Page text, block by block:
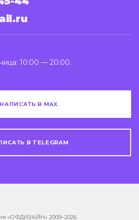
10:00 — 20:00.
НАПИСАТЬ В MAX
В TELEGRAM
«ОФДИЗАЙН» 2009–2026